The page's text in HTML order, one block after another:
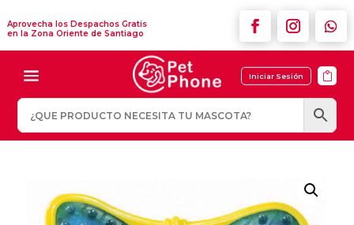
Aprovecha los Despachos Gratis
en la Zona Oriente de Santiago
Iniciar Sesión 